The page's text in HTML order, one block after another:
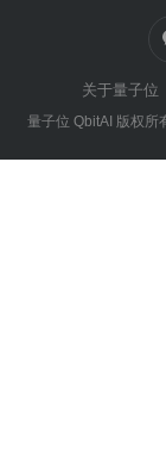
关于量子位
量子位 QbitAI 版权所